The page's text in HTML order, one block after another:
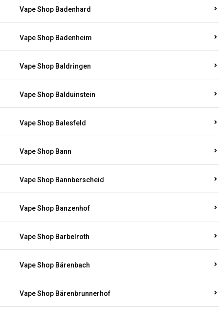
Vape Shop Badenhard
Vape Shop Badenheim
Vape Shop Baldringen
Vape Shop Balduinstein
Vape Shop Balesfeld
Vape Shop Bann
Vape Shop Bannberscheid
Vape Shop Banzenhof
Vape Shop Barbelroth
Vape Shop Bärenbach
Vape Shop Bärenbrunnerhof